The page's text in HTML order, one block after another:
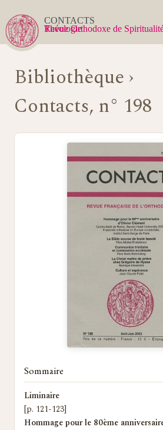
contenu
CONTACTS
Revue Orthodoxe de Spiritualité et de Théologie
Bibliothèque ›
Contacts, n° 198
Sommaire
Liminaire
[p. 121-123]
Hommage pour le 80ème